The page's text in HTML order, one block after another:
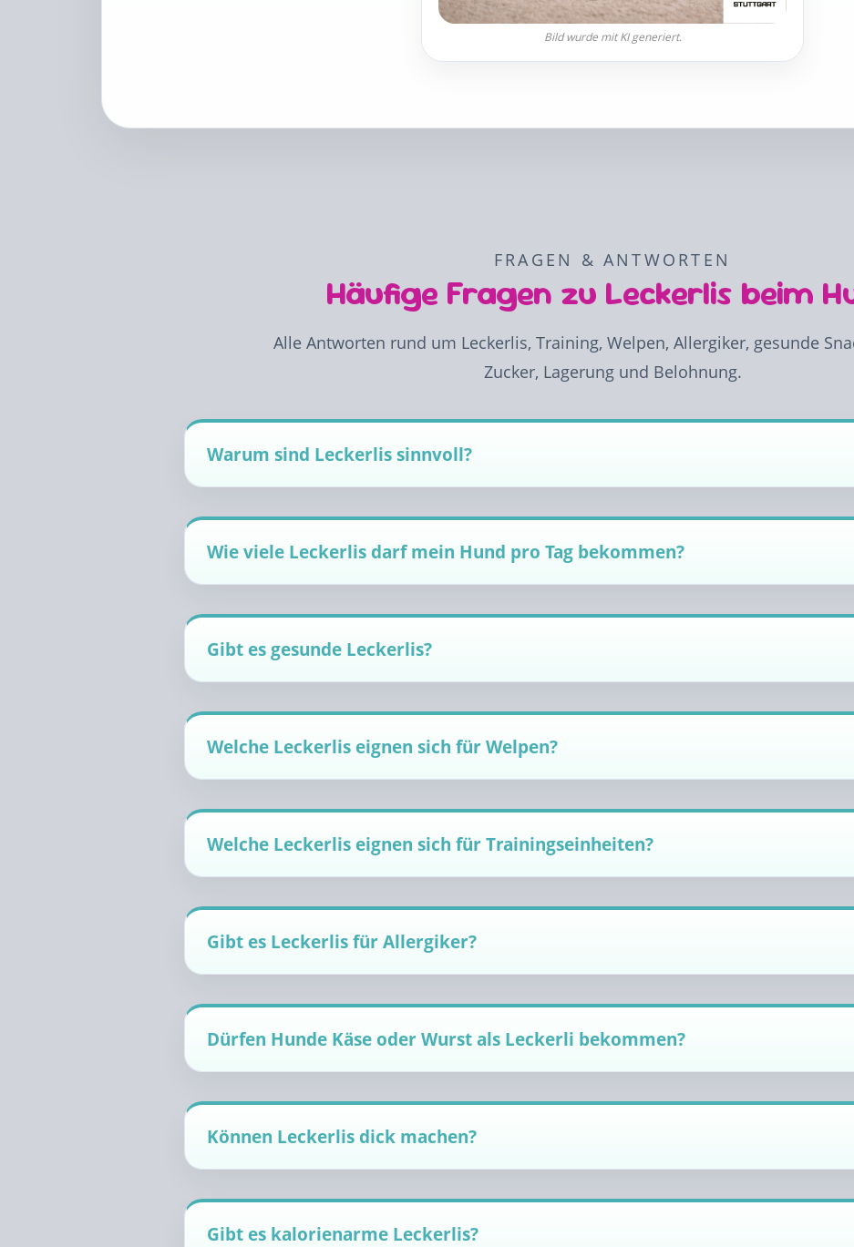
FRAGEN & ANTWORTEN
Häufige Fragen zu Leckerlis beim
Alle Antworten rund um Leckerlis, Training, Welpen, Allergiker, gesunde
Zucker, Lagerung und Belohnung.
Warum sind Leckerlis sinnvoll?
Wie viele Leckerlis darf mein Hund pro Tag bekommen?
Gibt es gesunde Leckerlis?
Welche Leckerlis eignen sich für Welpen?
Welche Leckerlis eignen sich für Trainingseinheiten?
Gibt es Leckerlis für Allergiker?
Dürfen Hunde Käse oder Wurst als Leckerli bekommen?
Können Leckerlis dick machen?
Gibt es kalorienarme Leckerlis?